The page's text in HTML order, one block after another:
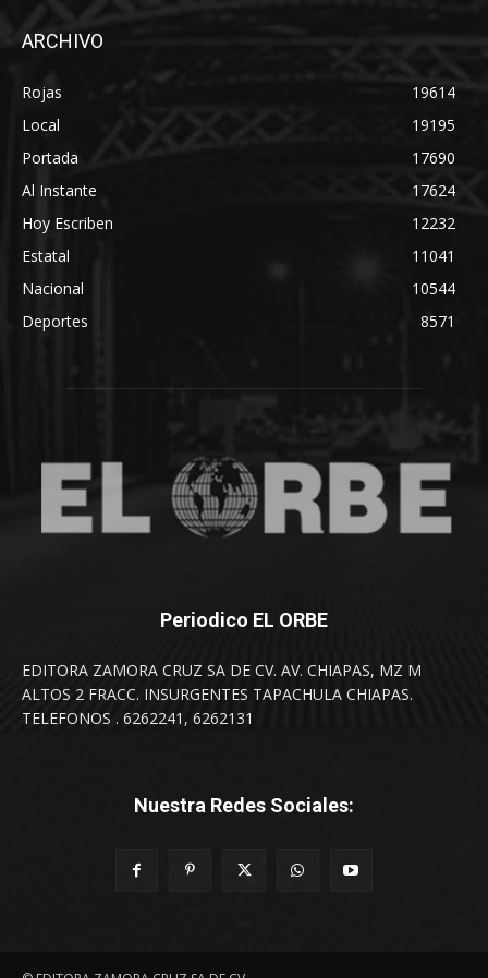
ARCHIVO
Rojas
19614
Local
19195
Portada
17690
Al Instante
17624
Hoy Escriben
12232
Estatal
11041
Nacional
10544
Deportes
8571
Periodico EL ORBE
EDITORA ZAMORA CRUZ SA DE CV. AV. CHIAPAS, MZ M
ALTOS 2 FRACC. INSURGENTES TAPACHULA CHIAPAS.
TELEFONOS . 6262241, 6262131
Nuestra Redes Sociales: